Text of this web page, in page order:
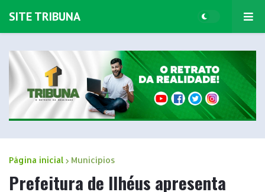
SITE TRIBUNA
Página inicial Municípios
Prefeitura de Ilhéus apresenta